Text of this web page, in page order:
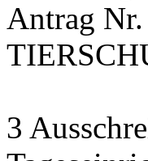
Antrag
3